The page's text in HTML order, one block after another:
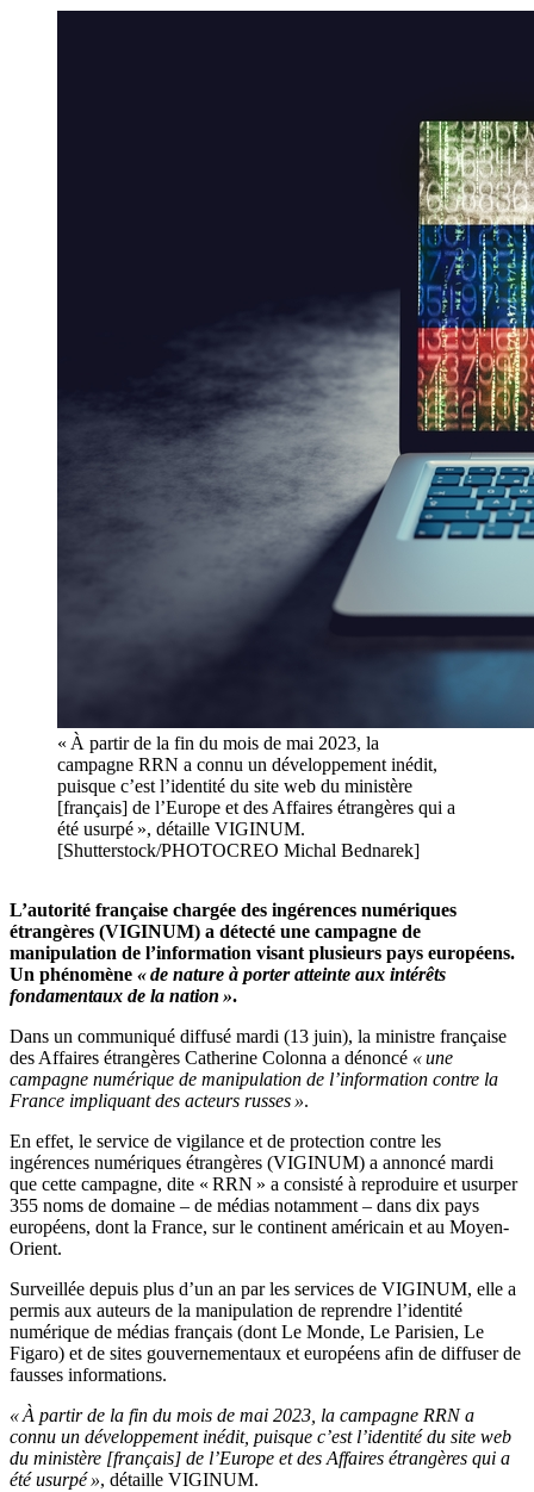
« À partir de la fin du mois de mai 2023, la
campagne RRN a connu un développement inédit,
puisque c’est l’identité du site web du ministère
[français] de l’Europe et des Affaires étrangères qui a
été usurpé », détaille VIGINUM.
[Shutterstock/PHOTOCREO Michal Bednarek]
L’autorité française chargée des ingérences numériques
étrangères (VIGINUM) a détecté une campagne de
manipulation de l’information visant plusieurs pays européens.
Un phénomène « de nature à porter atteinte aux intérêts
fondamentaux de la nation ».
Dans un communiqué diffusé mardi (13 juin), la ministre française
des Affaires étrangères Catherine Colonna a dénoncé « une
campagne numérique de manipulation de l’information contre la
France impliquant des acteurs russes ».
En effet, le service de vigilance et de protection contre les
ingérences numériques étrangères (VIGINUM) a annoncé mardi
que cette campagne, dite « RRN » a consisté à reproduire et usurper
355 noms de domaine – de médias notamment – dans dix pays
européens, dont la France, sur le continent américain et au Moyen-
Orient.
Surveillée depuis plus d’un an par les services de VIGINUM, elle a
permis aux auteurs de la manipulation de reprendre l’identité
numérique de médias français (dont Le Monde, Le Parisien, Le
Figaro) et de sites gouvernementaux et européens afin de diffuser de
fausses informations.
« À partir de la fin du mois de mai 2023, la campagne RRN a
connu un développement inédit, puisque c’est l’identité du site web
du ministère [français] de l’Europe et des Affaires étrangères qui a
été usurpé », détaille VIGINUM.